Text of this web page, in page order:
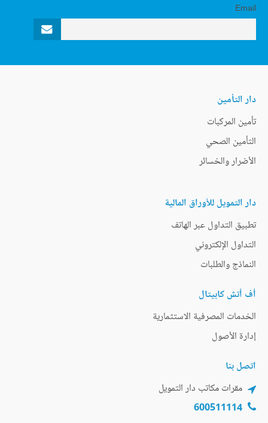
Email
دار التأمين
تأمين المركبات
التأمين الصحي
الأضرار والخسائر
دار التمويل للأوراق المالية
تطبيق التداول عبر الهاتف
التداول الإلكتروني
النماذج والطلبات
أف أتش كابيتال
الخدمات المصرفية الاستثمارية
إدارة الأصول
اتصل بنا
مقرات مكاتب دار التمويل
600511114